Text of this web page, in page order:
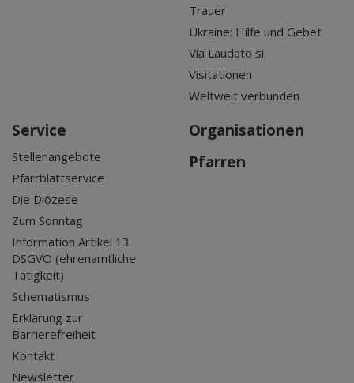
Trauer
Ukraine: Hilfe und Gebet
Via Laudato si'
Visitationen
Weltweit verbunden
Service
Stellenangebote
Pfarrblattservice
Die Diözese
Zum Sonntag
Information Artikel 13
DSGVO (ehrenamtliche
Tätigkeit)
Schematismus
Erklärung zur
Barrierefreiheit
Kontakt
Newsletter
Organisationen
Pfarren